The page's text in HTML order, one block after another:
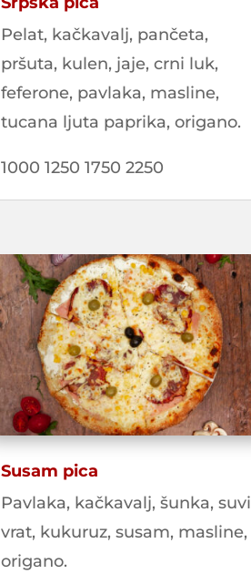
Pelat, kačkavalj, pančeta,
pršuta, kulen, jaje, crni luk,
feferone, pavlaka, masline,
tucana ljuta paprika, origano.
1000 1250 1750 2250
Susam pica
Pavlaka, kačkavalj, šunka, suvi
vrat, kukuruz, susam, masline,
origano.